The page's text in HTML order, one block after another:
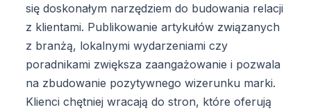
się doskonałym narzędziem do budowania relacji
z klientami. Publikowanie artykułów związanych
z branżą, lokalnymi wydarzeniami czy
poradnikami zwiększa zaangażowanie i pozwala
na zbudowanie pozytywnego wizerunku marki.
Klienci chętniej wracają do stron, które oferują